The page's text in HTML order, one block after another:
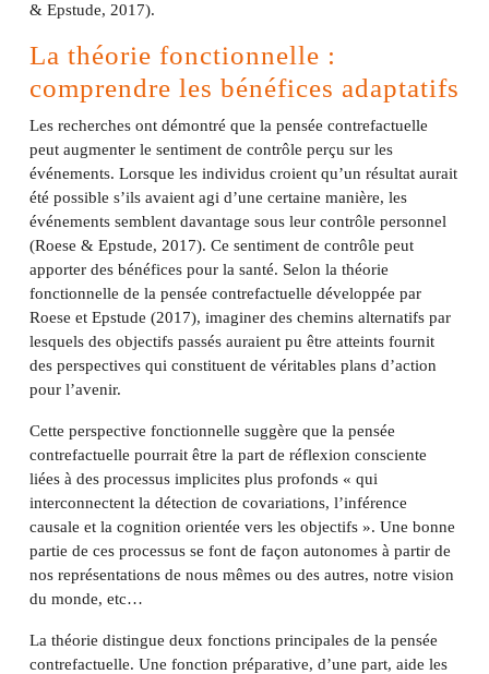
& Epstude, 2017).
La théorie fonctionnelle :
comprendre les bénéfices adaptatifs
Les recherches ont démontré que la pensée contrefactuelle
peut augmenter le sentiment de contrôle perçu sur les
événements. Lorsque les individus croient qu’un résultat aurait
été possible s’ils avaient agi d’une certaine manière, les
événements semblent davantage sous leur contrôle personnel
(Roese & Epstude, 2017). Ce sentiment de contrôle peut
apporter des bénéfices pour la santé. Selon la théorie
fonctionnelle de la pensée contrefactuelle développée par
Roese et Epstude (2017), imaginer des chemins alternatifs par
lesquels des objectifs passés auraient pu être atteints fournit
des perspectives qui constituent de véritables plans d’action
pour l’avenir.
Cette perspective fonctionnelle suggère que la pensée
contrefactuelle pourrait être la part de réflexion consciente
liées à des processus implicites plus profonds « qui
interconnectent la détection de covariations, l’inférence
causale et la cognition orientée vers les objectifs ». Une bonne
partie de ces processus se font de façon autonomes à partir de
nos représentations de nous mêmes ou des autres, notre vision
du monde, etc…
La théorie distingue deux fonctions principales de la pensée
contrefactuelle. Une fonction préparative, d’une part, aide les